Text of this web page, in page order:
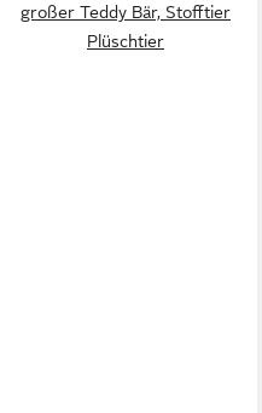
großer Teddy Bär, Stofftier
Plüschtier